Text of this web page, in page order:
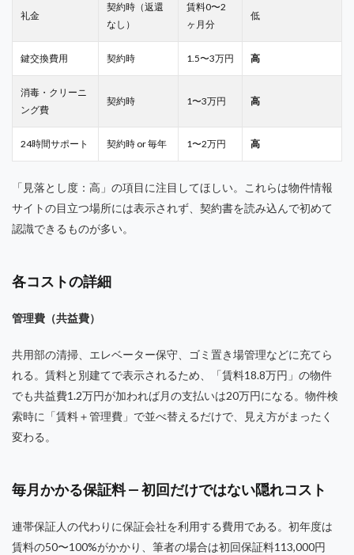
礼金
契約時（返還
なし）
賃料0〜2
ヶ月分
低
鍵交換費用 契約時 1.5〜3万円 高
消毒・クリーニ
ング費
契約時 1〜3万円 高
24時間サポート 契約時 or 毎年 1〜2万円 高
「見落とし度：高」の項目に注目してほしい。これらは物件情報
サイトの目立つ場所には表示されず、契約書を読み込んで初めて
認識できるものが多い。
各コストの詳細
管理費（共益費）
共用部の清掃、エレベーター保守、ゴミ置き場管理などに充てら
れる。賃料と別建てで表示されるため、「賃料18.8万円」の物件
でも共益費1.2万円が加われば月の支払いは20万円になる。物件検
索時に「賃料＋管理費」で並べ替えるだけで、見え方がまったく
変わる。
毎月かかる保証料 — 初回だけではない隠れコスト
連帯保証人の代わりに保証会社を利用する費用である。初年度は
賃料の50〜100%がかかり、筆者の場合は初回保証料113,000円